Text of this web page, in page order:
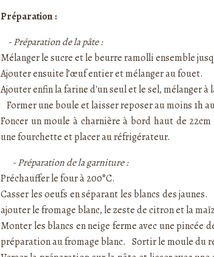
Préparation :
- Préparation de la pâte :
Mélanger le sucre et le beurre ramolli ensemble
Ajouter ensuite l’œuf entier et mélanger au fouet.
Ajouter enfin la farine d'un seul et le sel, mélanger à
Former une boule et laisser reposer au moins 1h
Foncer un moule à charnière à bord haut de
une fourchette et placer au réfrigérateur.
- Préparation de la garniture :
Préchauffer le four à 200°C.
Casser les oeufs en séparant les blancs des
ajouter le fromage blanc, le zeste de citron et la
Monter les blancs en neige ferme avec une pincée
préparation au fromage blanc. Sortir le moule du